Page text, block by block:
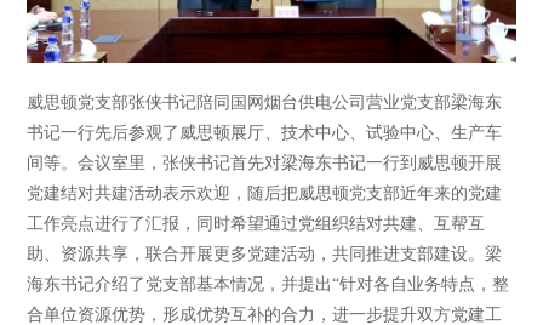
威思顿党支部张侠书记陪同国网烟台供电公司营业党支部梁海东
书记一行先后参观了威思顿展厅、技术中心、试验中心、生产车
间等。会议室里，张侠书记首先对梁海东书记一行到威思顿开展
党建结对共建活动表示欢迎，随后把威思顿党支部近年来的党建
工作亮点进行了汇报，同时希望通过党组织结对共建、互帮互
助、资源共享，联合开展更多党建活动，共同推进支部建设。梁
海东书记介绍了党支部基本情况，并提出“针对各自业务特点，整
合单位资源优势，形成优势互补的合力，进一步提升双方党建工